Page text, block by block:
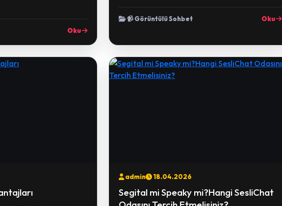
Oku
📹 Görüntülü Sohbet Oku
admin 18.04.2026
Segital mi Speaky mi?Hangi SesliChat